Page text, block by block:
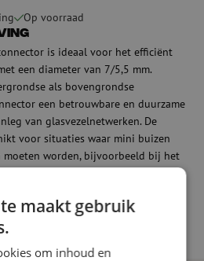
Op voorraad
is ideaal voor het efficiënt
een diameter van 7/5,5 mm.
als bovengrondse
een betrouwbare en duurzame
van glasvezelnetwerken. De
voor situaties waar mini buizen
worden, bijvoorbeeld bij het
een klantlocatie. Met zijn robuuste
fit' installatie, zorgt de connector
essentieel voor het
netwerkverbinding.
maakt gebruik
om inhoud en